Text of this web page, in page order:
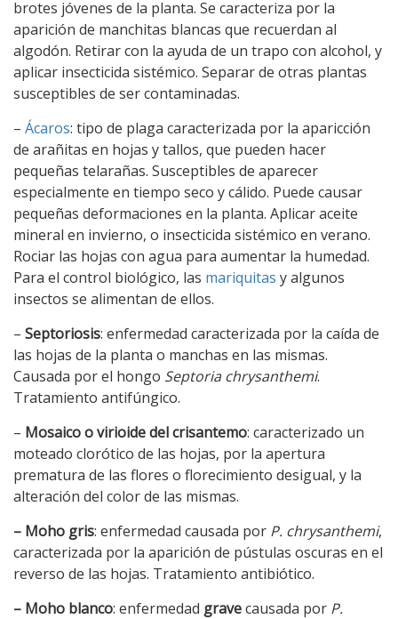
brotes jóvenes de la planta. Se caracteriza por la
aparición de manchitas blancas que recuerdan al
algodón. Retirar con la ayuda de un trapo con alcohol, y
aplicar insecticida sistémico. Separar de otras plantas
susceptibles de ser contaminadas.
– Ácaros: tipo de plaga caracterizada por la aparicción
de arañitas en hojas y tallos, que pueden hacer
pequeñas telarañas. Susceptibles de aparecer
especialmente en tiempo seco y cálido. Puede causar
pequeñas deformaciones en la planta. Aplicar aceite
mineral en invierno, o insecticida sistémico en verano.
Rociar las hojas con agua para aumentar la humedad.
Para el control biológico, las mariquitas y algunos
insectos se alimentan de ellos.
– Septoriosis: enfermedad caracterizada por la caída de
las hojas de la planta o manchas en las mismas.
Causada por el hongo Septoria chrysanthemi.
Tratamiento antifúngico.
– Mosaico o virioide del crisantemo: caracterizado un
moteado clorótico de las hojas, por la apertura
prematura de las flores o florecimiento desigual, y la
alteración del color de las mismas.
– Moho gris: enfermedad causada por P. chrysanthemi,
caracterizada por la aparición de pústulas oscuras en el
reverso de las hojas. Tratamiento antibiótico.
– Moho blanco: enfermedad gravecausada por P.